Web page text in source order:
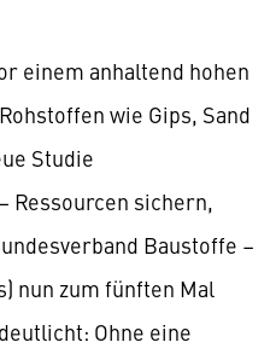
einem anhaltend hohen
wie Gips, Sand
Studie
Ressourcen sichern,
Baustoffe –
nun zum fünften Mal
Ohne eine